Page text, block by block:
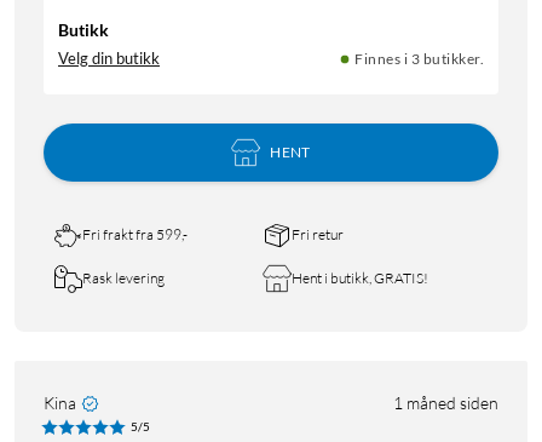
Butikk
Velg din butikk Finnes i 3 butikker.
HENT
Fri frakt fra 599,- Fri retur
Rask levering Hent i butikk, GRATIS!
Kina 1 måned siden
5/5